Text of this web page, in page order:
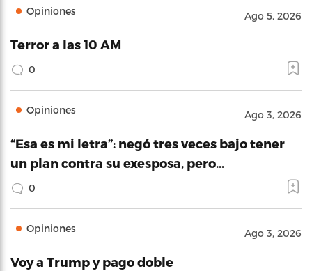
Opiniones Ago 5, 2026
Terror a las 10 AM
0
Opiniones Ago 3, 2026
“Esa es mi letra”: negó tres veces bajo tener
un plan contra su exesposa, pero…
0
Opiniones Ago 3, 2026
Voy a Trump y pago doble